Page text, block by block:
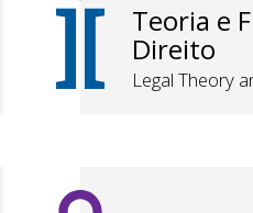
Teoria e
Direito
Legal Theory